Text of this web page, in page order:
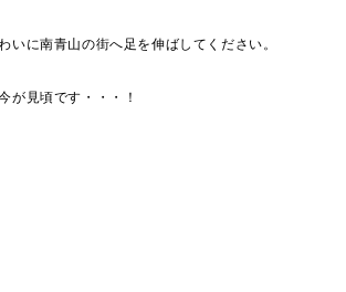
いに南青山の街へ足を伸ばしてください。
が見頃です・・・！